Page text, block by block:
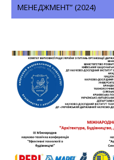
МЕНЕДЖМЕНТ” (2024)